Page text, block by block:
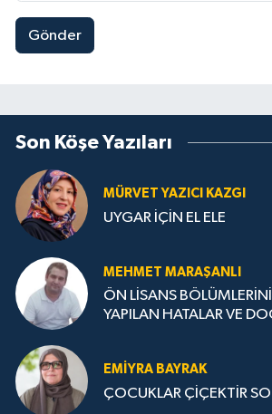
Gönder
Son Köşe Yazıları
MÜRVET YAZICI KAZGI
UYGAR İÇİN EL ELE
MEHMET MARAŞANLI
ÖN LİSANS
YAPILAN HATALAR VE
EMIYRA BAYRAK
ÇOCUKLAR ÇİÇEKTİR